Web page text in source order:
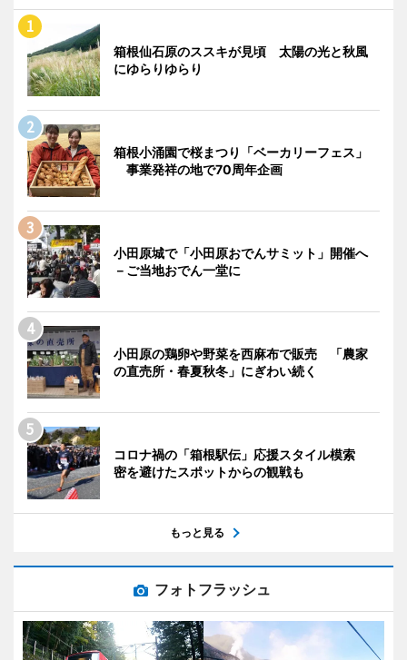
箱根仙石原のススキが見頃 太陽の光と秋風
にゆらりゆらり
箱根小涌園で桜まつり「ベーカリーフェス」
事業発祥の地で70周年企画
小田原城で「小田原おでんサミット」開催へ
－ご当地おでん一堂に
小田原の鶏卵や野菜を西麻布で販売 「農家
の直売所・春夏秋冬」にぎわい続く
コロナ禍の「箱根駅伝」応援スタイル模索
密を避けたスポットからの観戦も
もっと見る
フォトフラッシュ